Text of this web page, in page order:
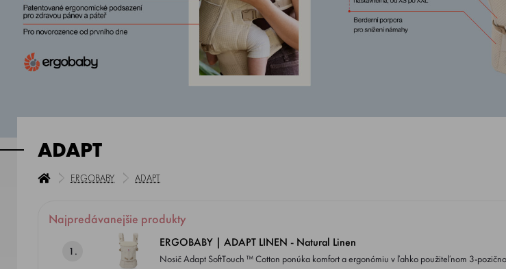
ADAPT
ERGOBABY ADAPT
Najpredávanejšie produkty
1.
ERGOBABY | ADAPT LINEN - Natural Linen
Nosič Adapt SoftTouch ™ Cotton ponúka komfort a ergonómiu v ľahko použiteľnom 3-pozičnom nosiči, (možnosť nosenia na bruchu, na